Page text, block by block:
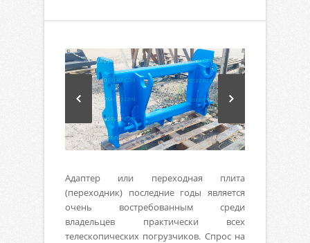
Адаптер или переходная плита
(переходник) последние годы является
очень востребованным среди
владельцев практически всех
телескопических погрузчиков. Спрос на